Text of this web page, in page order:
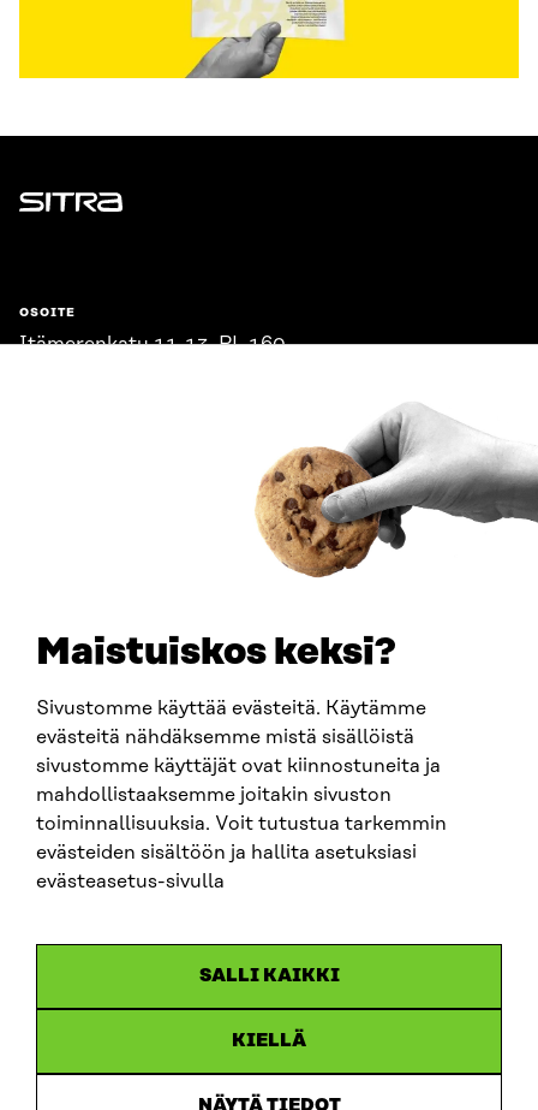
Maistuiskos keksi?
Sivustomme käyttää evästeitä. Käytämme
evästeitä nähdäksemme mistä sisällöistä
sivustomme käyttäjät ovat kiinnostuneita ja
mahdollistaaksemme joitakin sivuston
toiminnallisuuksia. Voit tutustua tarkemmin
evästeiden sisältöön ja hallita asetuksiasi
evästeasetus-sivulla
SALLI KAIKKI
KIELLÄ
NÄYTÄ TIEDOT
Sitra
OSOITE
Itämerenkatu 11-13, PL 160,
SITRA SOSIAALISESSA MEDIASSA
LinkedIn
Instagram
YouTube